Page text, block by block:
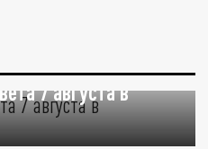
7 августа в